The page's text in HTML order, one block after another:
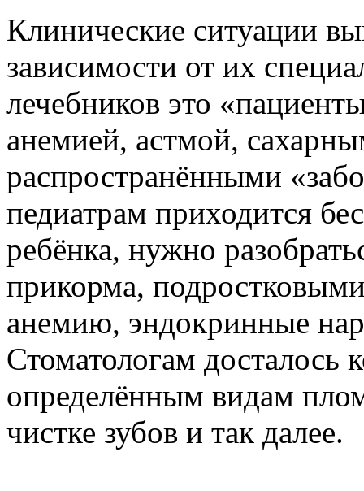
Клинические ситуации
зависимости от их
лечебников это
анемией, астмой,
распространёнными
педиатрам приходится
ребёнка, нужно
прикорма,
анемию, эндокринные
Стоматологам досталось
определённым видам
чистке зубов и так далее.